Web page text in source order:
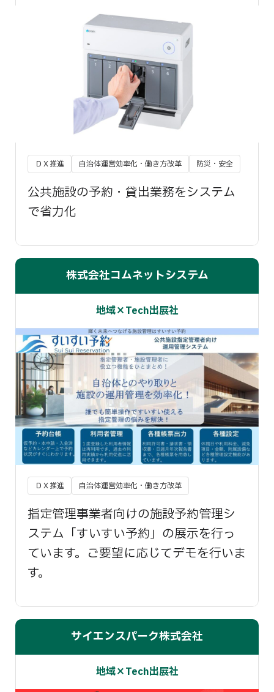
ＤＸ推進 自治体運営効率化・働き方改革 防災・安全
公共施設の予約・貸出業務をシステム
で省力化
株式会社コムネットシステム
地域×Tech出展社
ＤＸ推進 自治体運営効率化・働き方改革
指定管理事業者向けの施設予約管理シ
ステム「すいすい予約」の展示を行っ
ています。ご要望に応じてデモを行いま
す。
サイエンスパーク株式会社
地域×Tech出展社